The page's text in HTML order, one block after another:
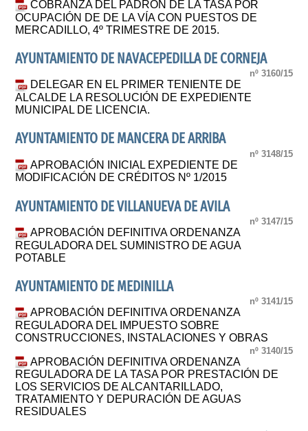
COBRANZA DEL PADRÓN DE LA TASA POR
OCUPACIÓN DE DE LA VÍA CON PUESTOS DE
MERCADILLO, 4º TRIMESTRE DE 2015.
AYUNTAMIENTO DE NAVACEPEDILLA DE CORNEJA
nº 3160/15
DELEGAR EN EL PRIMER TENIENTE DE
ALCALDE LA RESOLUCIÓN DE EXPEDIENTE
MUNICIPAL DE LICENCIA.
AYUNTAMIENTO DE MANCERA DE ARRIBA
nº 3148/15
APROBACIÓN INICIAL EXPEDIENTE DE
MODIFICACIÓN DE CRÉDITOS Nº 1/2015
AYUNTAMIENTO DE VILLANUEVA DE AVILA
nº 3147/15
APROBACIÓN DEFINITIVA ORDENANZA
REGULADORA DEL SUMINISTRO DE AGUA
POTABLE
AYUNTAMIENTO DE MEDINILLA
nº 3141/15
APROBACIÓN DEFINITIVA ORDENANZA
REGULADORA DEL IMPUESTO SOBRE
CONSTRUCCIONES, INSTALACIONES Y OBRAS
nº 3140/15
APROBACIÓN DEFINITIVA ORDENANZA
REGULADORA DE LA TASA POR PRESTACIÓN DE
LOS SERVICIOS DE ALCANTARILLADO,
TRATAMIENTO Y DEPURACIÓN DE AGUAS
RESIDUALES